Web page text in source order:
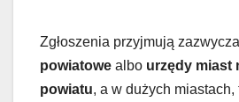
Zgłoszenia przyjmują
powiatowe albo urzędy miast
powiatu, a w dużych miastach,